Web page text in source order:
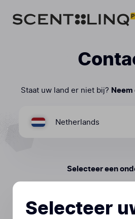
Staat uw land er niet bij?
Netherlands
Selecteer een
Zakelijke
Klantenservice
Selecteer